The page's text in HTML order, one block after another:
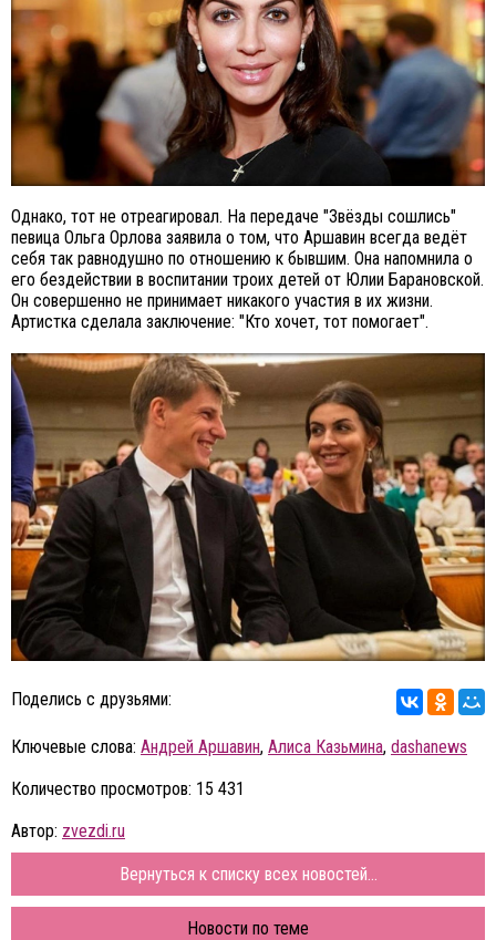
Однако, тот не отреагировал. На передаче "Звёзды сошлись"
певица Ольга Орлова заявила о том, что Аршавин всегда ведёт
себя так равнодушно по отношению к бывшим. Она напомнила о
его бездействии в воспитании троих детей от Юлии Барановской.
Он совершенно не принимает никакого участия в их жизни.
Артистка сделала заключение: "Кто хочет, тот помогает".
Поделись с друзьями:
Ключевые слова: Андрей Аршавин, Алиса Казьмина, dashanews
Количество просмотров: 15 431
Автор: zvezdi.ru
Вернуться к списку всех новостей...
Новости по теме